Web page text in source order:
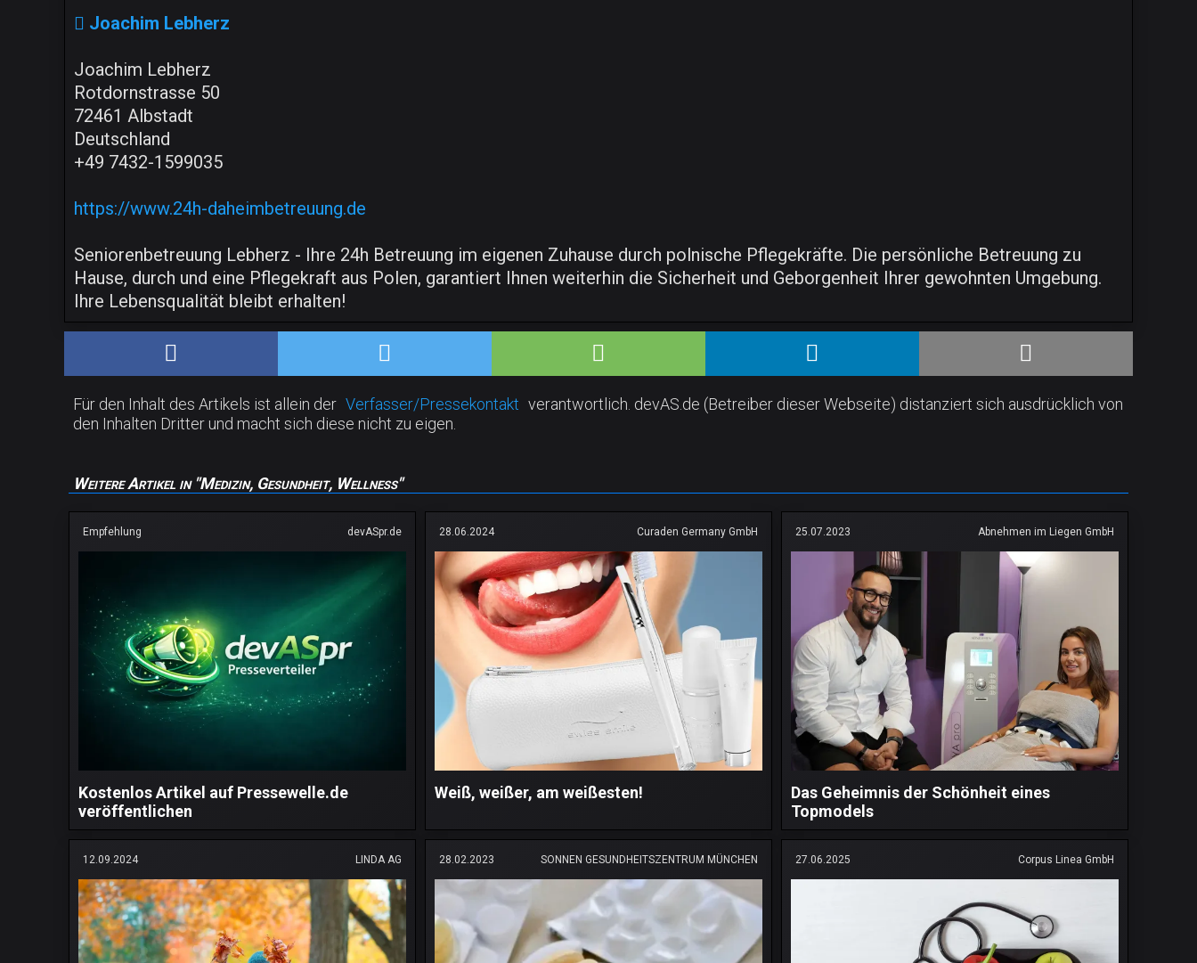
Joachim Lebherz
Joachim Lebherz
Rotdornstrasse 50
72461 Albstadt
Deutschland
+49 7432-1599035
https://www.24h-daheimbetreuung.de
Seniorenbetreuung Lebherz - Ihre 24h Betreuung im eigenen Zuhause durch polnische Pflegekräfte. Die persönliche Betreuung zu
Hause, durch und eine Pflegekraft aus Polen, garantiert Ihnen weiterhin die Sicherheit und Geborgenheit Ihrer gewohnten Umgebung.
Ihre Lebensqualität bleibt erhalten!
Für den Inhalt des Artikels ist allein der Verfasser/Pressekontakt verantwortlich. devAS.de (Betreiber dieser Webseite) distanziert sich ausdrücklich von
den Inhalten Dritter und macht sich diese nicht zu eigen.
Weitere Artikel in "Medizin, Gesundheit, Wellness"
Empfehlung devASpr.de
Kostenlos Artikel auf Pressewelle.de
veröffentlichen
28.06.2024 Curaden Germany GmbH
Weiß, weißer, am weißesten!
25.07.2023 Abnehmen im Liegen GmbH
Das Geheimnis der Schönheit eines
Topmodels
12.09.2024 LINDA AG 28.02.2023 SONNEN GESUNDHEITSZENTRUM MÜNCHEN 27.06.2025 Corpus Linea GmbH